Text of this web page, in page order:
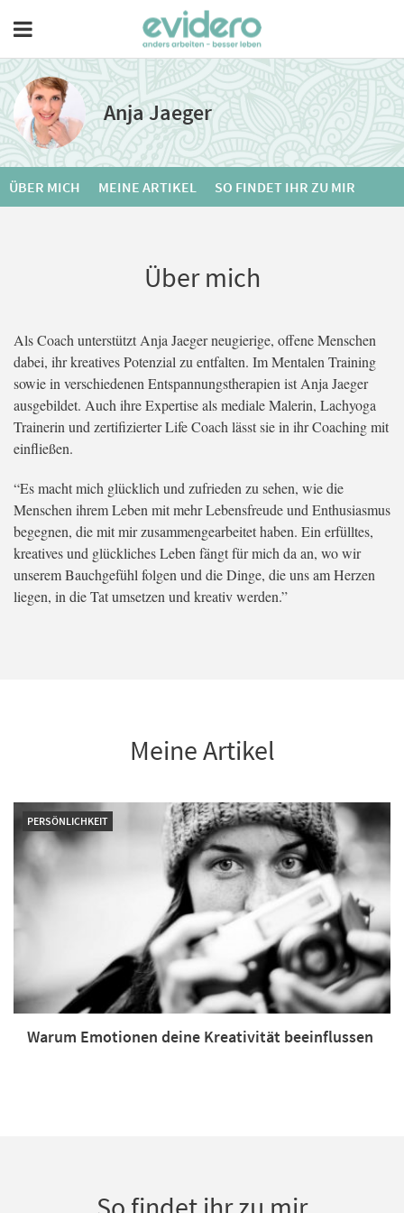
Anja Jaeger
ÜBER MICH MEINE ARTIKEL SO FINDET IHR ZU MIR
Über mich
Als Coach unterstützt Anja Jaeger neugierige, offene Menschen
dabei, ihr kreatives Potenzial zu entfalten. Im Mentalen Training
sowie in verschiedenen Entspannungstherapien ist Anja Jaeger
ausgebildet. Auch ihre Expertise als mediale Malerin, Lachyoga
Trainerin und zertifizierter Life Coach lässt sie in ihr Coaching mit
einfließen.
“Es macht mich glücklich und zufrieden zu sehen, wie die
Menschen ihrem Leben mit mehr Lebensfreude und Enthusiasmus
begegnen, die mit mir zusammengearbeitet haben. Ein erfülltes,
kreatives und glückliches Leben fängt für mich da an, wo wir
unserem Bauchgefühl folgen und die Dinge, die uns am Herzen
liegen, in die Tat umsetzen und kreativ werden.”
Meine Artikel
PERSÖNLICHKEIT
Warum Emotionen deine Kreativität beeinflussen